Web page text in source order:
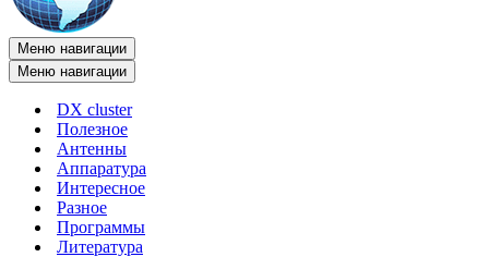
Меню навигации
Меню навигации
DX cluster
Полезное
Антенны
Аппаратура
Интересное
Разное
Программы
Литература